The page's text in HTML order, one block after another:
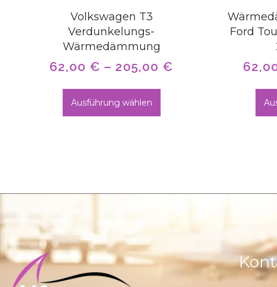
Volkswagen T3
Verdunkelungs-
Wärmedämmung
62,00 € – 205,00 €
Ausführung wählen
Ford